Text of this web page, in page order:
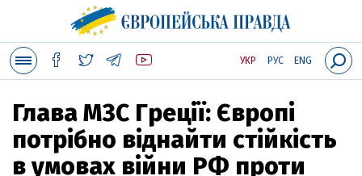
УКР РУС ENG
Глава МЗС Греції: Європі
потрібно віднайти стійкість
в умовах війни РФ проти